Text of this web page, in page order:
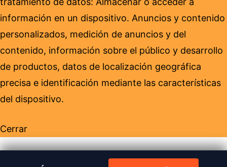
información en un dispositivo. Anuncios y contenido
personalizados, medición de anuncios y del
contenido, información sobre el público y desarrollo
de productos, datos de localización geográfica
precisa e identificación mediante las características
del dispositivo.
Cerrar